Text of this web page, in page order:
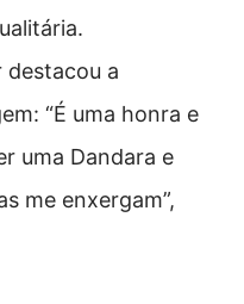
destacou a
“É uma honra e
uma Dandara e
me enxergam”,